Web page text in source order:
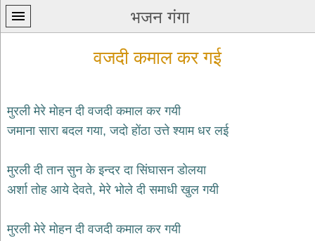
भजन गंगा
प्रथम
home
कृष्ण
bhajans
वजदी कमाल कर गई
मुरली मेरे मोहन दी वजदी कमाल कर गयी
जमाना सारा बदल गया, जदो होंठा उत्ते श्याम धर लई
मुरली दी तान सुन के इन्दर दा सिंघासन डोलया
अर्शा तोह आये देवते, मेरे भोले दी समाधी खुल गयी
मुरली मेरे मोहन दी वजदी कमाल कर गयी